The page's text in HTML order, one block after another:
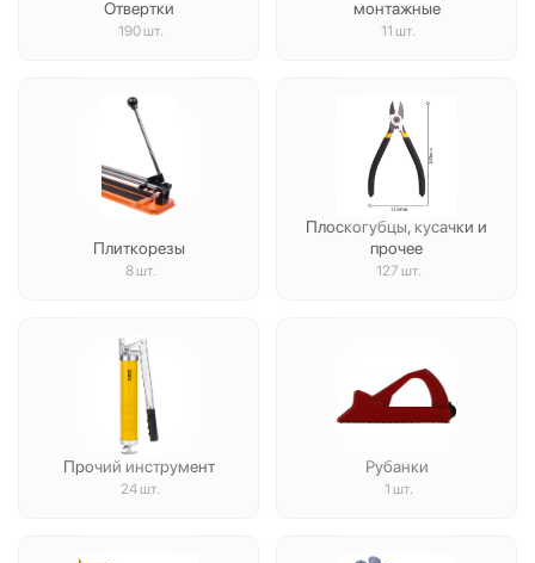
Отвертки
190 шт.
монтажные
11 шт.
Плиткорезы
8 шт.
Плоскогубцы, кусачки и
прочее
127 шт.
Прочий инструмент
24 шт.
Рубанки
1 шт.